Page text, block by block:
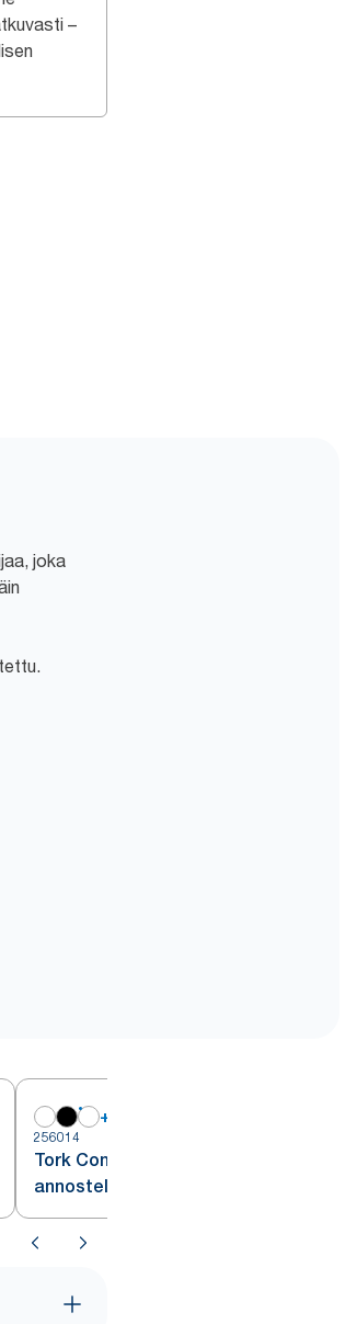
–
joka
+
256014
Tork Constant ilmanraikastin -
annostelija IoT